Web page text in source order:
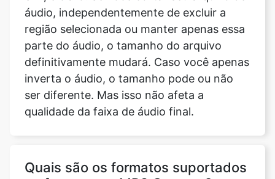
definitivamente mudará. Caso você apenas
inverta o áudio, o tamanho pode ou não
ser diferente. Mas isso não afeta a
qualidade da faixa de áudio final.
Quais são os formatos suportados
formatos em nossa ferramenta MP3